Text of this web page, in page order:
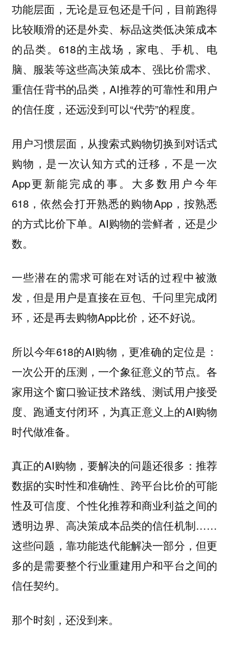
功能层面，无论是豆包还是千问，目前跑得
比较顺滑的还是外卖、标品这类低决策成本
的品类。618的主战场，家电、手机、电
脑、服装等这些高决策成本、强比价需求、
重信任背书的品类，AI推荐的可靠性和用户
的信任度，还远没到可以“代劳”的程度。
用户习惯层面，从搜索式购物切换到对话式
购物，是一次认知方式的迁移，不是一次
App更新能完成的事。大多数用户今年
618，依然会打开熟悉的购物App，按熟悉
的方式比价下单。AI购物的尝鲜者，还是少
数。
一些潜在的需求可能在对话的过程中被激
发，但是用户是直接在豆包、千问里完成闭
环，还是再去购物App比价，还不好说。
所以今年618的AI购物，更准确的定位是：
一次公开的压测，一个象征意义的节点。各
家用这个窗口验证技术路线、测试用户接受
度、跑通支付闭环，为真正意义上的AI购物
时代做准备。
真正的AI购物，要解决的问题还很多：推荐
数据的实时性和准确性、跨平台比价的可能
性及可信度、个性化推荐和商业利益之间的
透明边界、高决策成本品类的信任机制……
这些问题，靠功能迭代能解决一部分，但更
多的是需要整个行业重建用户和平台之间的
信任契约。
那个时刻，还没到来。